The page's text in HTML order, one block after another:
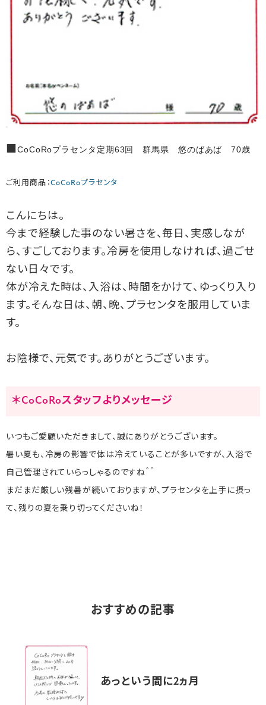
CoCoRoプラセンタ定期63回 群馬県 悠のばあば 70歳
ご利用商品：CoCoRoプラセンタ
こんにちは。
今まで経験した事のない暑さを、毎日、実感しなが
ら、すごしております。冷房を使用しなければ、過ごせ
ない日々です。
体が冷えた時は、入浴は、時間をかけて、ゆっくり入り
ます。そんな日は、朝、晩、プラセンタを服用していま
す。
お陰様で、元気です。ありがとうございます。
＊CoCoRoスタッフよりメッセージ
いつもご愛顧いただきまして、誠にありがとうございます。
暑い夏も、冷房の影響で体は冷えていることが多いですが、入浴で
自己管理されていらっしゃるのですね＾＾
まだまだ厳しい残暑が続いておりますが、プラセンタを上手に摂っ
て、残りの夏を乗り切ってくださいね！
おすすめの記事
あっという間に2ヵ月